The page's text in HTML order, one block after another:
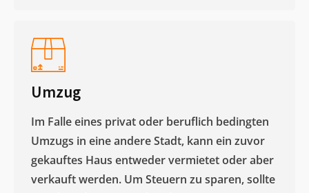
Umzug
Im Falle eines privat oder beruflich bedingten
Umzugs in eine andere Stadt, kann ein zuvor
gekauftes Haus entweder vermietet oder aber
verkauft werden. Um Steuern zu sparen, sollte